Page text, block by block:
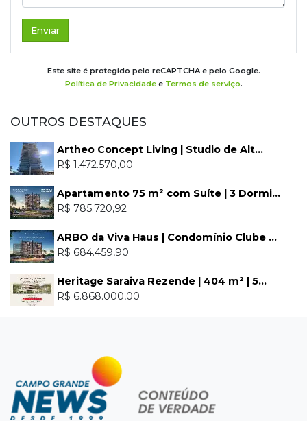
Enviar
Este site é protegido pelo reCAPTCHA e pelo Google.
Política de Privacidadee Termos de serviço.
OUTROS DESTAQUES
Artheo Concept Living | Studio de Alt...
R$ 1.472.570,00
Apartamento 75 m² com Suíte | 3 Dormi...
R$ 785.720,92
ARBO da Viva Haus | Condomínio Clube ...
R$ 684.459,90
Heritage Saraiva Rezende | 404 m² | 5...
R$ 6.868.000,00